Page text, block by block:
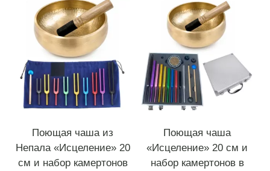
Поющая чаша из
Непала «Исцеление» 20
см и набор камертонов
Поющая чаша
«Исцеление» 20 см и
набор камертонов в